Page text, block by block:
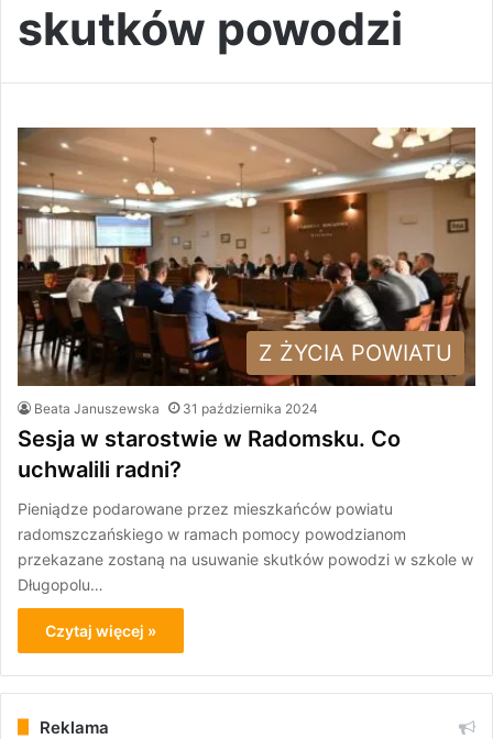
skutków powodzi
Z ŻYCIA POWIATU
Beata Januszewska 31 października 2024
Sesja w starostwie w Radomsku. Co
uchwalili radni?
Pieniądze podarowane przez mieszkańców powiatu
radomszczańskiego w ramach pomocy powodzianom
przekazane zostaną na usuwanie skutków powodzi w szkole w
Długopolu…
Czytaj więcej »
Reklama